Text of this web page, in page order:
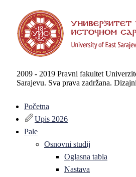
2009 - 2019 Pravni fakultet
Sarajevu. Sva prava zadržana.
Početna
Upis 2026
Pale
Osnovni studij
Oglasna tabla
Nastava